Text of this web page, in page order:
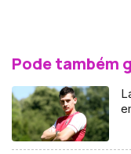
Pode também